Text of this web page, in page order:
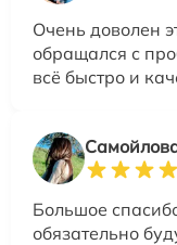
Очень доволен
обращался с
всё быстро и
Большое
обязательно